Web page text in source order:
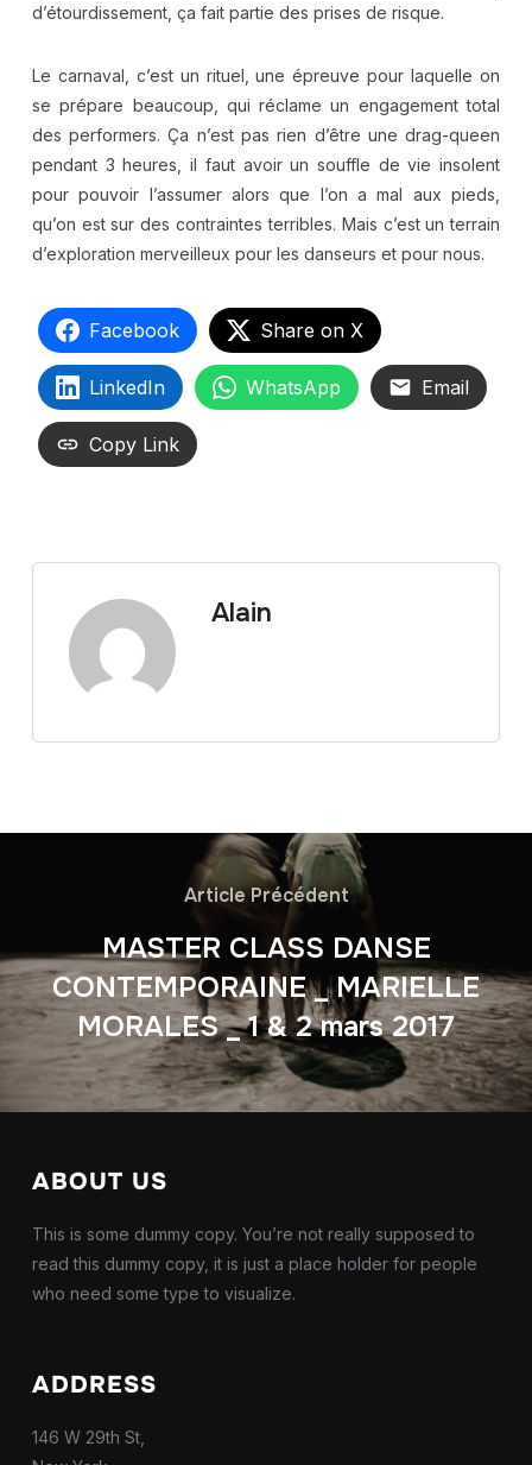
d’étourdissement, ça fait partie des prises de risque.
Le carnaval, c’est un rituel, une épreuve pour laquelle on
se prépare beaucoup, qui réclame un engagement total
des performers. Ça n’est pas rien d’être une drag-queen
pendant 3 heures, il faut avoir un souffle de vie insolent
pour pouvoir l’assumer alors que l’on a mal aux pieds,
qu’on est sur des contraintes terribles. Mais c’est un terrain
d’exploration merveilleux pour les danseurs et pour nous.
Facebook Share on X
LinkedIn WhatsApp Email
Copy Link
Alain
Article Précédent
MASTER CLASS DANSE
CONTEMPORAINE _ MARIELLE
MORALES _ 1 & 2 mars 2017
ABOUT US
This is some dummy copy. You’re not really supposed to
read this dummy copy, it is just a place holder for people
who need some type to visualize.
ADDRESS
146 W 29th St,